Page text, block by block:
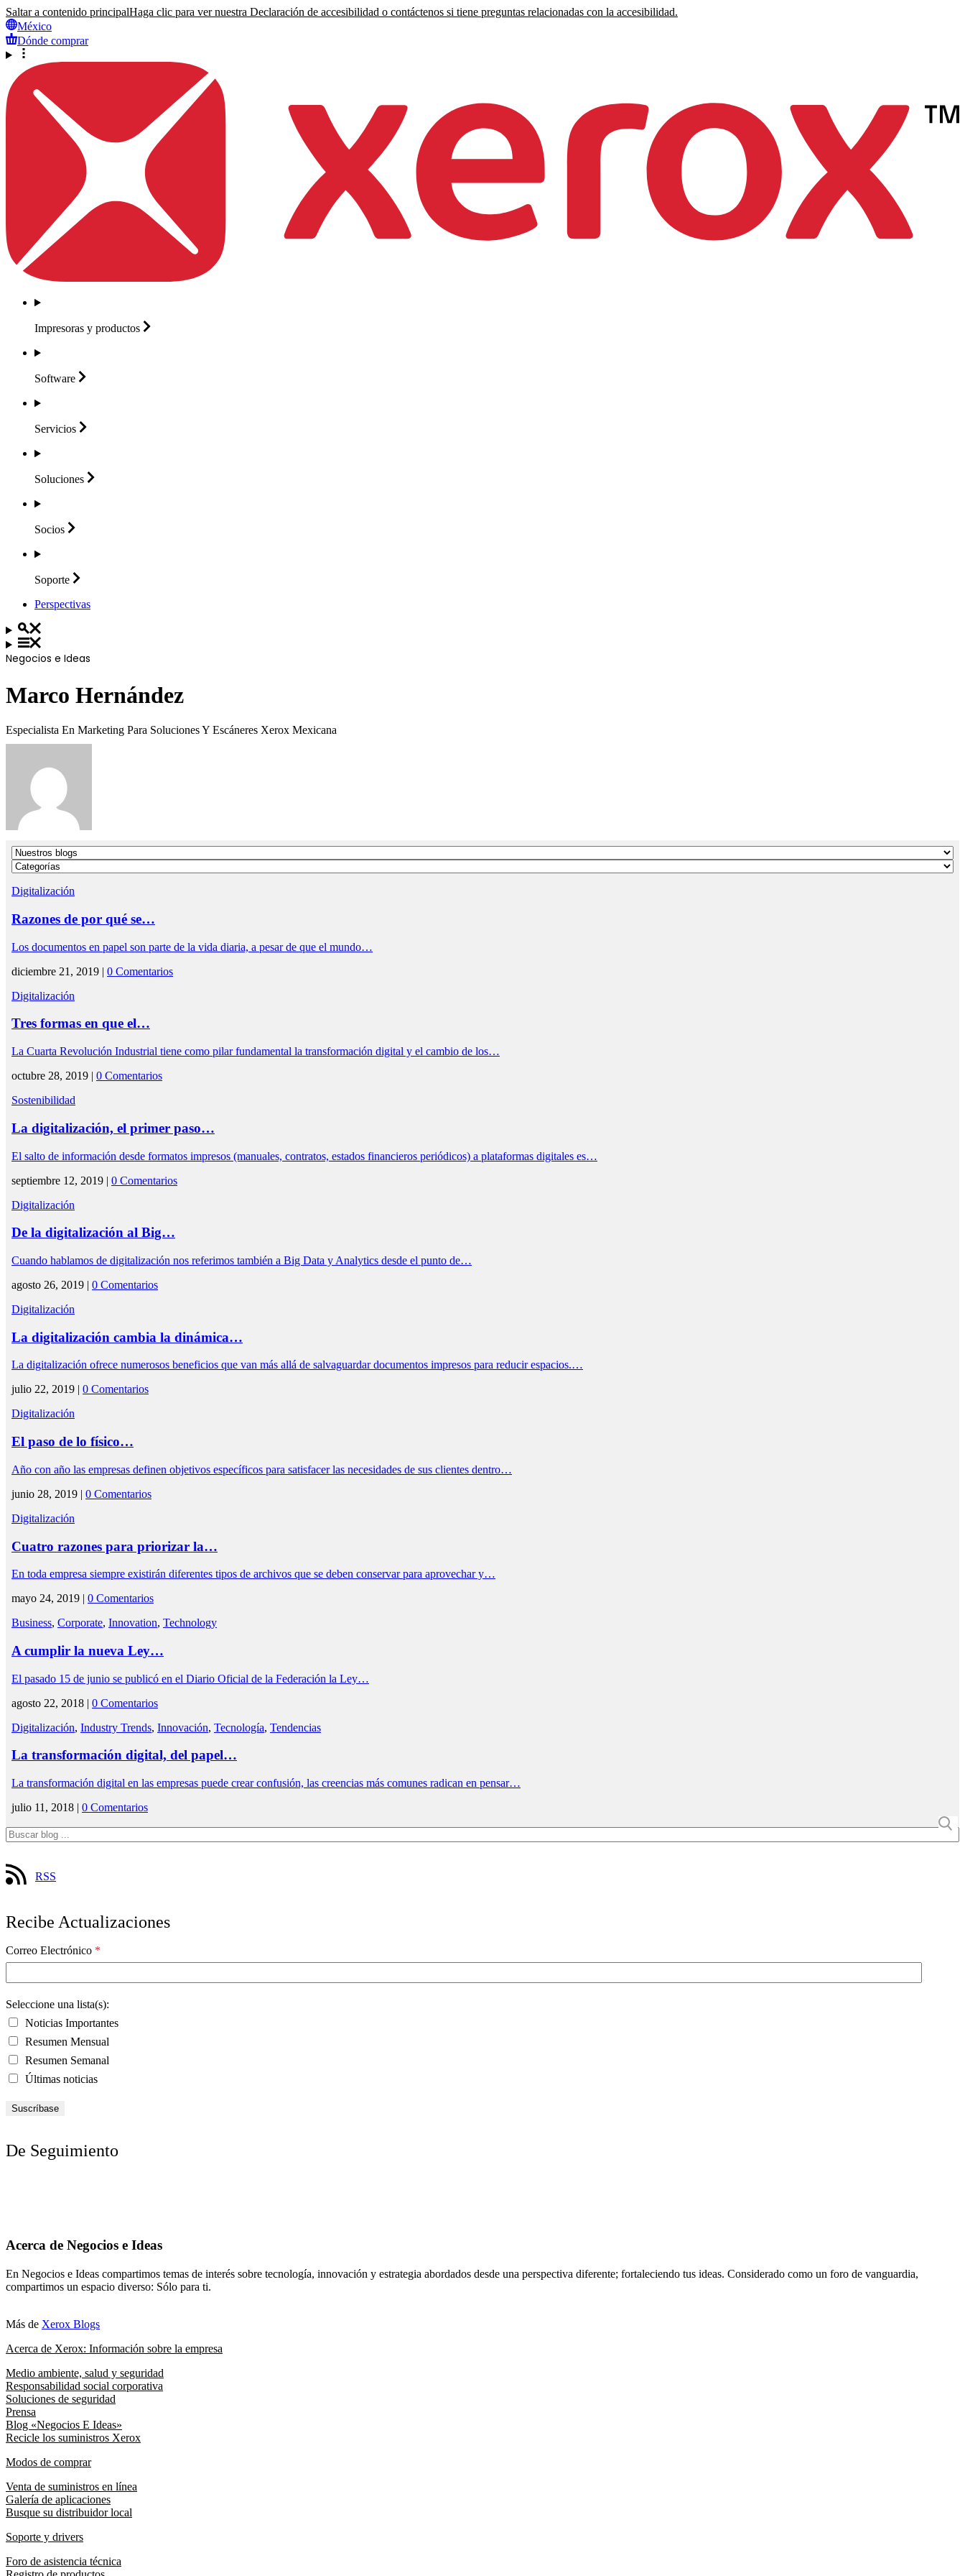
Saltar a contenido principalHaga clic para ver nuestra Declaración de accesibilidad o contáctenos si tiene preguntas relacionadas con la accesibilidad.
México
Dónde comprar
Impresoras y productos
Software
Servicios
Soluciones
Socios
Soporte
Perspectivas
Negocios e Ideas
Marco Hernández
Especialista En Marketing Para Soluciones Y Escáneres Xerox Mexicana
Digitalización
Razones de por qué se…
Los documentos en papel son parte de la vida diaria, a pesar de que el mundo…
diciembre 21, 2019 | 0 Comentarios
Digitalización
Tres formas en que el…
La Cuarta Revolución Industrial tiene como pilar fundamental la transformación digital y el cambio de los…
octubre 28, 2019 | 0 Comentarios
Sostenibilidad
La digitalización, el primer paso…
El salto de información desde formatos impresos (manuales, contratos, estados financieros periódicos) a plataformas digitales es…
septiembre 12, 2019 | 0 Comentarios
Digitalización
De la digitalización al Big…
Cuando hablamos de digitalización nos referimos también a Big Data y Analytics desde el punto de…
agosto 26, 2019 | 0 Comentarios
Digitalización
La digitalización cambia la dinámica…
La digitalización ofrece numerosos beneficios que van más allá de salvaguardar documentos impresos para reducir espacios.…
julio 22, 2019 | 0 Comentarios
Digitalización
El paso de lo físico…
Año con año las empresas definen objetivos específicos para satisfacer las necesidades de sus clientes dentro…
junio 28, 2019 | 0 Comentarios
Digitalización
Cuatro razones para priorizar la…
En toda empresa siempre existirán diferentes tipos de archivos que se deben conservar para aprovechar y…
mayo 24, 2019 | 0 Comentarios
Business, Corporate, Innovation, Technology
A cumplir la nueva Ley…
El pasado 15 de junio se publicó en el Diario Oficial de la Federación la Ley…
agosto 22, 2018 | 0 Comentarios
Digitalización, Industry Trends, Innovación, Tecnología, Tendencias
La transformación digital, del papel…
La transformación digital en las empresas puede crear confusión, las creencias más comunes radican en pensar…
julio 11, 2018 | 0 Comentarios
RSS
Recibe Actualizaciones
Correo Electrónico *
Seleccione una lista(s):
Noticias Importantes
Resumen Mensual
Resumen Semanal
Últimas noticias
De Seguimiento
Acerca de Negocios e Ideas
En Negocios e Ideas compartimos temas de interés sobre tecnología, innovación y estrategia abordados desde una perspectiva diferente; fortaleciendo tus ideas. Considerado como un foro de vanguardia,
compartimos un espacio diverso: Sólo para ti.
Más de Xerox Blogs
Acerca de Xerox: Información sobre la empresa
Medio ambiente, salud y seguridad
Responsabilidad social corporativa
Soluciones de seguridad
Prensa
Blog «Negocios E Ideas»
Recicle los suministros Xerox
Modos de comprar
Venta de suministros en línea
Galería de aplicaciones
Busque su distribuidor local
Soporte y drivers
Foro de asistencia técnica